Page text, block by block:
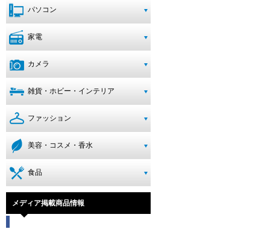
パソコン
家電
カメラ
雑貨・ホビー・インテリア
ファッション
美容・コスメ・香水
食品
メディア掲載商品情報